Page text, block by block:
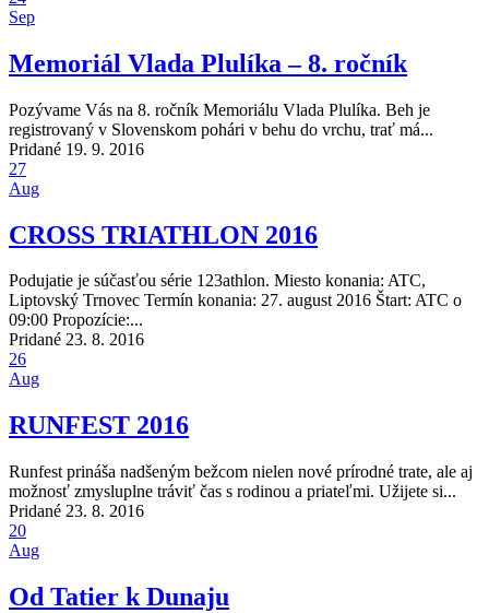
Sep
Memoriál Vlada Plulíka – 8. ročník
Pozývame Vás na 8. ročník Memoriálu Vlada Plulíka. Beh je
registrovaný v Slovenskom pohári v behu do vrchu, trať má...
Pridané 19. 9. 2016
27
Aug
CROSS TRIATHLON 2016
Podujatie je súčasťou série 123athlon. Miesto konania: ATC,
Liptovský Trnovec Termín konania: 27. august 2016 Štart: ATC o
09:00 Propozície:...
Pridané 23. 8. 2016
26
Aug
RUNFEST 2016
Runfest prináša nadšeným bežcom nielen nové prírodné trate, ale aj
možnosť zmysluplne tráviť čas s rodinou a priateľmi. Užijete si...
Pridané 23. 8. 2016
20
Aug
Od Tatier k Dunaju